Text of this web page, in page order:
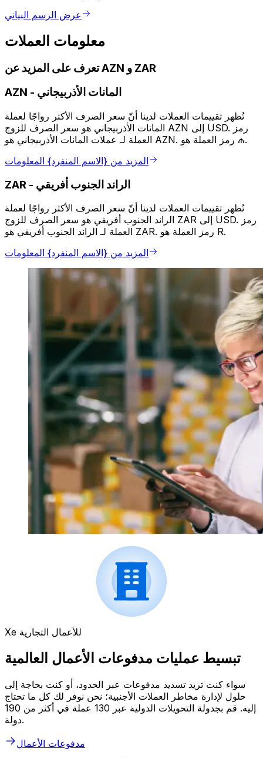
عرض الرسم البياني
معلومات العملات
تعرف على المزيد عن AZN و ZAR
AZN - المانات الأذربيجاني
تُظهر تقييمات العملات لدينا أنّ سعر الصرف الأكثر رواجًا لعملة
المانات الأذربيجاني هو سعر الصرف للزوج AZN إلى USD. رمز
العملة لـ عملات المانات الأذربيجاني هو AZN. رمز العملة هو ₼.
المزيد من {الاسم المنفرد} المعلومات
ZAR - الراند الجنوب أفريقي
تُظهر تقييمات العملات لدينا أنّ سعر الصرف الأكثر رواجًا لعملة
الراند الجنوب أفريقي هو سعر الصرف للزوج ZAR إلى USD. رمز
العملة لـ الراند الجنوب أفريقي هو ZAR. رمز العملة هو R.
المزيد من {الاسم المنفرد} المعلومات
Xe للأعمال التجارية
تبسيط عمليات مدفوعات الأعمال العالمية
سواء كنت تريد تسديد مدفوعات عبر الحدود، أو كنت بحاجة إلى
حلول لإدارة مخاطر العملات الأجنبية؛ نحن نوفر لك كل ما تحتاج
إليه. قم بجدولة التحويلات الدولية عبر 130 عملة في أكثر من 190
دولة.
مدفوعات الأعمال